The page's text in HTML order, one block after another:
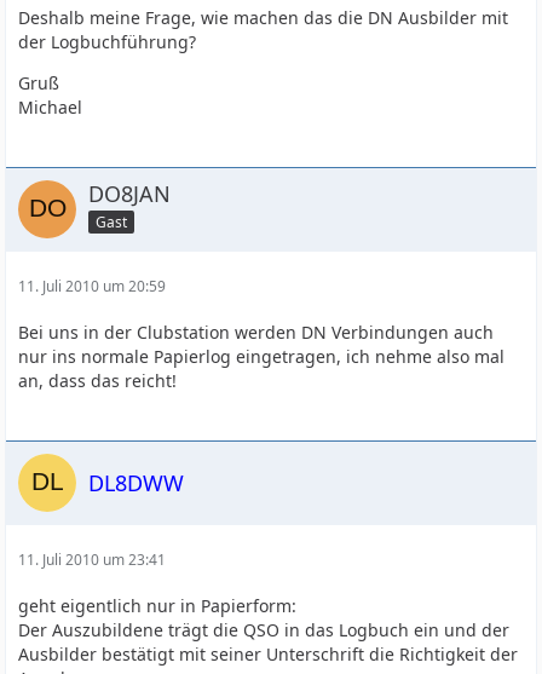
Deshalb meine Frage, wie machen das die DN Ausbilder mit
der Logbuchführung?
Gruß
Michael
DO8JAN
Gast
11. Juli 2010 um 20:59
Bei uns in der Clubstation werden DN Verbindungen auch
nur ins normale Papierlog eingetragen, ich nehme also mal
an, dass das reicht!
DL8DWW
11. Juli 2010 um 23:41
geht eigentlich nur in Papierform:
Der Auszubildene trägt die QSO in das Logbuch ein und der
Ausbilder bestätigt mit seiner Unterschrift die Richtigkeit der